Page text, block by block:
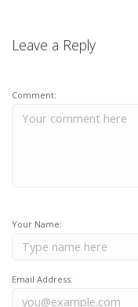
Leave a Reply
Comment:
Your Name:
Email Address: